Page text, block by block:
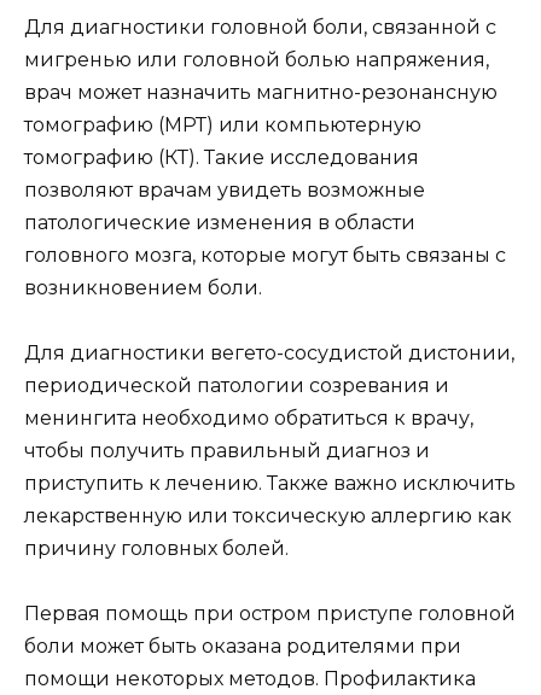
Для диагностики головной боли, связанной с
мигренью или головной болью напряжения,
врач может назначить магнитно-резонансную
томографию (МРТ) или компьютерную
томографию (КТ). Такие исследования
позволяют врачам увидеть возможные
патологические изменения в области
головного мозга, которые могут быть связаны с
возникновением боли.
Для диагностики вегето-сосудистой дистонии,
периодической патологии созревания и
менингита необходимо обратиться к врачу,
чтобы получить правильный диагноз и
приступить к лечению. Также важно исключить
лекарственную или токсическую аллергию как
причину головных болей.
Первая помощь при остром приступе головной
боли может быть оказана родителями при
помощи некоторых методов. Профилактика